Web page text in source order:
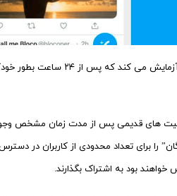
اکنون توییتر ویژگی جدیدی
قدیمی پس از مدت زمان مشخص وجود ندارد
را برای تعداد محدودی از کاربران در